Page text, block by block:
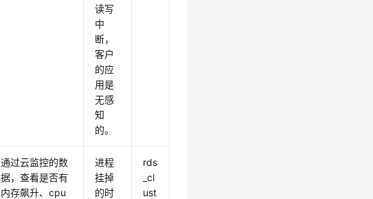
读写
中
断，
客户
的应
用是
无感
知
的。
通过云监控的数
据，查看是否有
内存飙升、cpu
进程
挂掉
的时
rds
_cl
ust